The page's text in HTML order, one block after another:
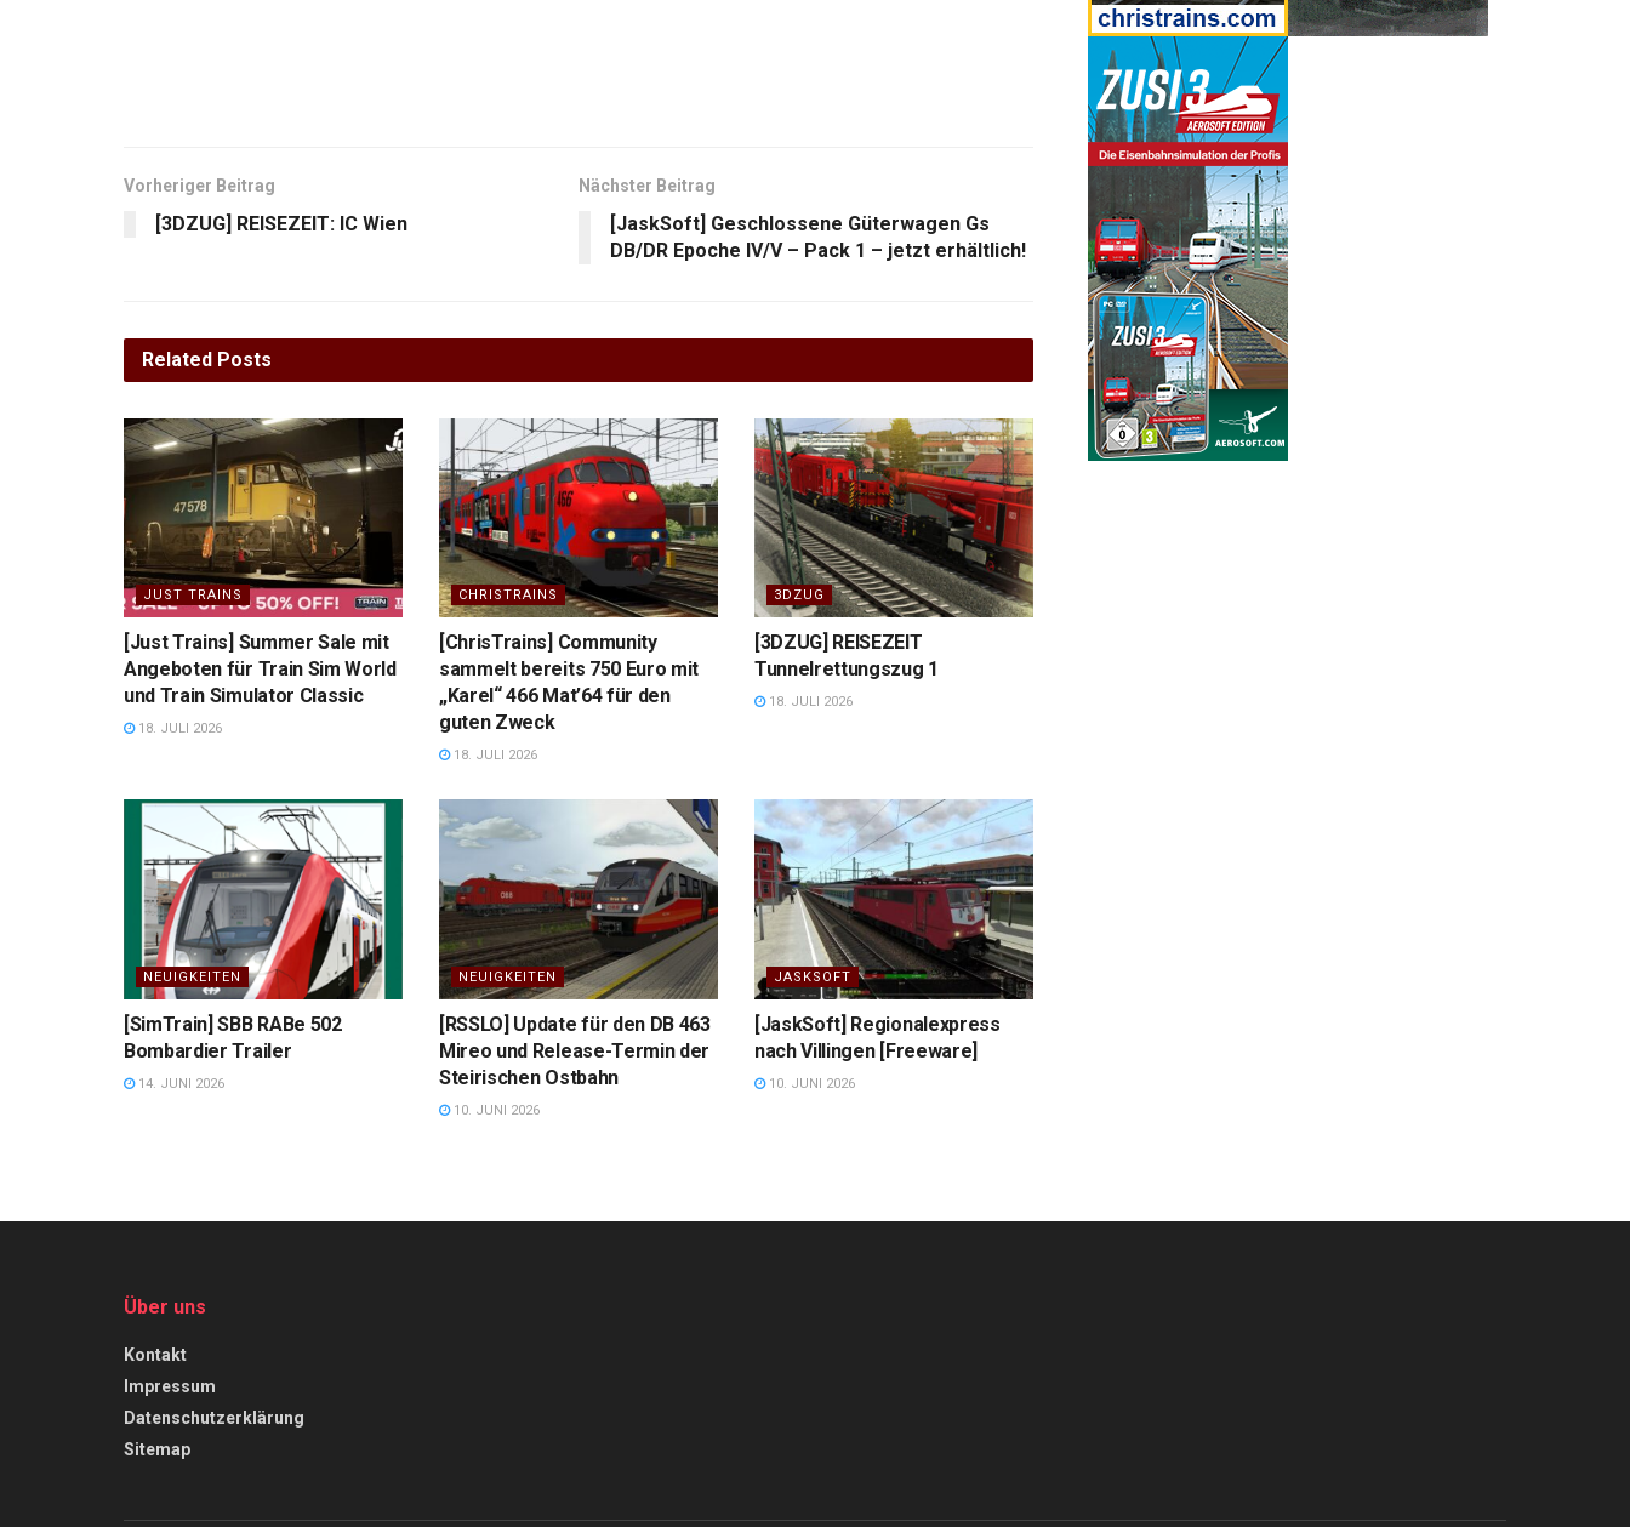
Vorheriger Beitrag
[3DZUG] REISEZEIT: IC Wien
Nächster Beitrag
[JaskSoft] Geschlossene Güterwagen Gs
DB/DR Epoche IV/V – Pack 1 – jetzt erhältlich!
Related Posts
JUST TRAINS
[Just Trains] Summer Sale mit
Angeboten für Train Sim World
und Train Simulator Classic
18. JULI 2026
CHRISTRAINS
[ChrisTrains] Community
sammelt bereits 750 Euro mit
„Karel“ 466 Mat’64 für den
guten Zweck
18. JULI 2026
3DZUG
[3DZUG] REISEZEIT
Tunnelrettungszug 1
18. JULI 2026
NEUIGKEITEN
[SimTrain] SBB RABe 502
Bombardier Trailer
14. JUNI 2026
NEUIGKEITEN
[RSSLO] Update für den DB 463
Mireo und Release-Termin der
Steirischen Ostbahn
10. JUNI 2026
JASKSOFT
[JaskSoft] Regionalexpress
nach Villingen [Freeware]
10. JUNI 2026
Über uns
Kontakt
Impressum
Datenschutzerklärung
Sitemap